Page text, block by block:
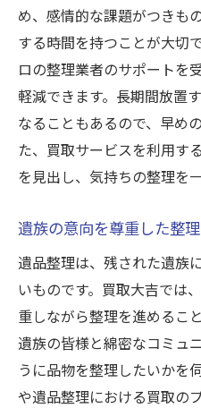
め、感情的な課題がつきも
する時間を持つことが大切
ロの整理業者のサポートを
軽減できます。長期間放置
なることもあるので、早め
た、買取サービスを利用す
を見出し、気持ちの整理を
遺族の意向を尊重した整
遺品整理は、残された遺族
いものです。買取大吉では
重しながら整理を進めるこ
遺族の皆様と綿密なコミュ
うに品物を整理したいかを
や遺品整理における買取の